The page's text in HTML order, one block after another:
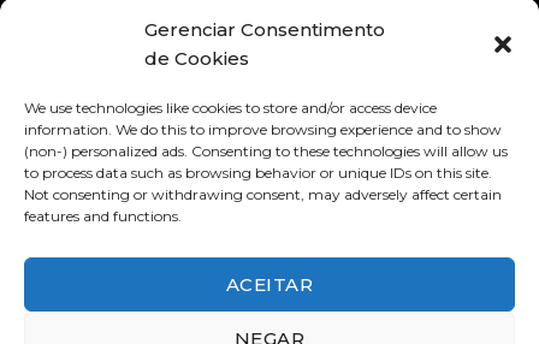
Gerenciar Consentimento
de Cookies
We use technologies like cookies to store and/or access device
information. We do this to improve browsing experience and to show
(non-) personalized ads. Consenting to these technologies will allow us
to process data such as browsing behavior or unique IDs on this site.
Not consenting or withdrawing consent, may adversely affect certain
features and functions.
ACEITAR
NEGAR
Métodos de Pagamento
Compra Segura